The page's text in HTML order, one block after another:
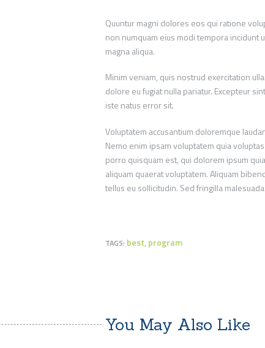
Quuntur magni dolores eos qui ratione
non numquam eius modi tempora
magna aliqua.
Minim veniam, quis nostrud exercitation
dolore eu fugiat nulla pariatur. Excepteur
iste natus error sit.
Voluptatem accusantium doloremque
Nemo enim ipsam voluptatem quia
porro quisquam est, qui dolorem ipsum
aliquam quaerat voluptatem. Aliquam
tellus eu sollicitudin. Sed fringilla
TAGS: best,program
You May Also Like